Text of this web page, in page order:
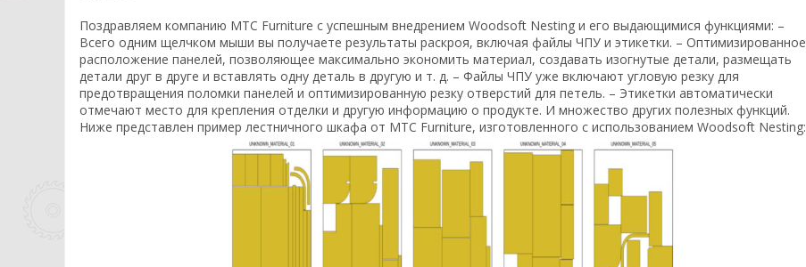
Поздравляем компанию MTC Furniture с успешным внедрением Woodsoft Nesting и его выдающимися функциями: –
Всего одним щелчком мыши вы получаете результаты раскроя, включая файлы ЧПУ и этикетки. – Оптимизированное
расположение панелей, позволяющее максимально экономить материал, создавать изогнутые детали, размещать
детали друг в друге и вставлять одну деталь в другую и т. д. – Файлы ЧПУ уже включают угловую резку для
предотвращения поломки панелей и оптимизированную резку отверстий для петель. – Этикетки автоматически
отмечают место для крепления отделки и другую информацию о продукте. И множество других полезных функций.
Ниже представлен пример лестничного шкафа от MTC Furniture, изготовленного с использованием Woodsoft Nesting: